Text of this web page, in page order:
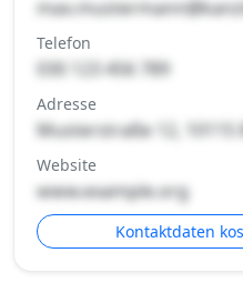
Telefon
030 123 456 789
Adresse
Musterstraße 12, 10115
Website
www.example.org
Kontaktdaten